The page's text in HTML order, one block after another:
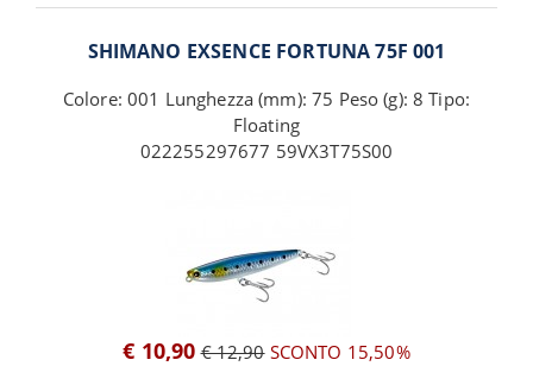
SHIMANO EXSENCE FORTUNA 75F 001
Colore: 001 Lunghezza (mm): 75 Peso (g): 8 Tipo:
Floating
022255297677 59VX3T75S00
€ 10,90 € 12,90SCONTO 15,50%